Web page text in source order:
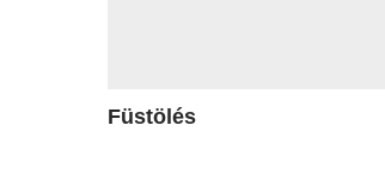
Füstölés